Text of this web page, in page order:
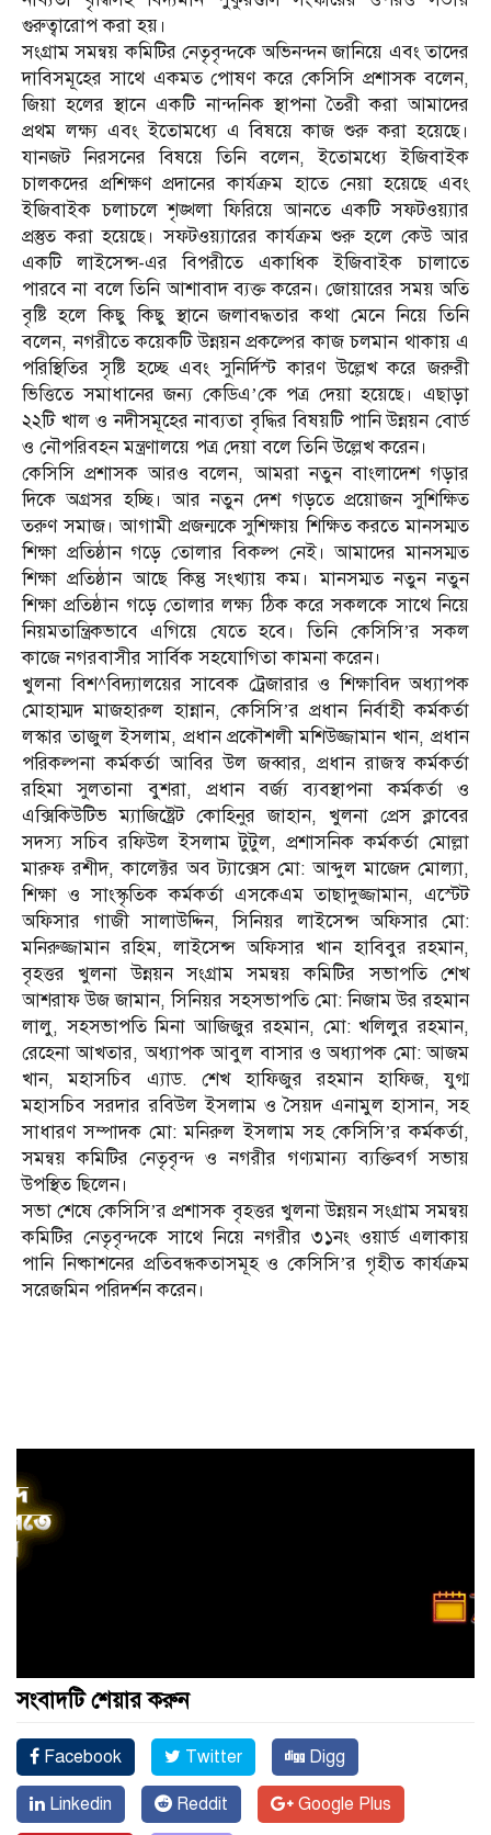
গুরুত্বারোপ করা হয়।
সংগ্রাম সমন্বয় কমিটির নেতৃবৃন্দকে অভিনন্দন জানিয়ে এবং তাদের
দাবিসমূহের সাথে একমত পোষণ করে কেসিসি প্রশাসক বলেন,
জিয়া হলের স্থানে একটি নান্দনিক স্থাপনা তৈরী করা আমাদের
প্রথম লক্ষ্য এবং ইতোমধ্যে এ বিষয়ে কাজ শুরু করা হয়েছে।
যানজট নিরসনের বিষয়ে তিনি বলেন, ইতোমধ্যে ইজিবাইক
চালকদের প্রশিক্ষণ প্রদানের কার্যক্রম হাতে নেয়া হয়েছে এবং
ইজিবাইক চলাচলে শৃঙ্খলা ফিরিয়ে আনতে একটি সফটওয়্যার
প্রস্তুত করা হয়েছে। সফটওয়্যারের কার্যক্রম শুরু হলে কেউ আর
একটি লাইসেন্স-এর বিপরীতে একাধিক ইজিবাইক চালাতে
পারবে না বলে তিনি আশাবাদ ব্যক্ত করেন। জোয়ারের সময় অতি
বৃষ্টি হলে কিছু কিছু স্থানে জলাবদ্ধতার কথা মেনে নিয়ে তিনি
বলেন, নগরীতে কয়েকটি উন্নয়ন প্রকল্পের কাজ চলমান থাকায় এ
পরিস্থিতির সৃষ্টি হচ্ছে এবং সুনির্দিস্ট কারণ উল্লেখ করে জরুরী
ভিত্তিতে সমাধানের জন্য কেডিএ’কে পত্র দেয়া হয়েছে। এছাড়া
২২টি খাল ও নদীসমূহের নাব্যতা বৃদ্ধির বিষয়টি পানি উন্নয়ন বোর্ড
ও নৌপরিবহন মন্ত্রণালয়ে পত্র দেয়া বলে তিনি উল্লেখ করেন।
কেসিসি প্রশাসক আরও বলেন, আমরা নতুন বাংলাদেশ গড়ার
দিকে অগ্রসর হচ্ছি। আর নতুন দেশ গড়তে প্রয়োজন সুশিক্ষিত
তরুণ সমাজ। আগামী প্রজন্মকে সুশিক্ষায় শিক্ষিত করতে মানসম্মত
শিক্ষা প্রতিষ্ঠান গড়ে তোলার বিকল্প নেই। আমাদের মানসম্মত
শিক্ষা প্রতিষ্ঠান আছে কিন্তু সংখ্যায় কম। মানসম্মত নতুন নতুন
শিক্ষা প্রতিষ্ঠান গড়ে তোলার লক্ষ্য ঠিক করে সকলকে সাথে নিয়ে
নিয়মতান্ত্রিকভাবে এগিয়ে যেতে হবে। তিনি কেসিসি’র সকল
কাজে নগরবাসীর সার্বিক সহযোগিতা কামনা করেন।
খুলনা বিশ^বিদ্যালয়ের সাবেক ট্রেজারার ও শিক্ষাবিদ অধ্যাপক
মোহাম্মদ মাজহারুল হান্নান, কেসিসি’র প্রধান নির্বাহী কর্মকর্তা
লস্কার তাজুল ইসলাম, প্রধান প্রকৌশলী মশিউজ্জামান খান, প্রধান
পরিকল্পনা কর্মকর্তা আবির উল জব্বার, প্রধান রাজস্ব কর্মকর্তা
রহিমা সুলতানা বুশরা, প্রধান বর্জ্য ব্যবস্থাপনা কর্মকর্তা ও
এক্সিকিউটিভ ম্যাজিষ্ট্রেট কোহিনুর জাহান, খুলনা প্রেস ক্লাবের
সদস্য সচিব রফিউল ইসলাম টুটুল, প্রশাসনিক কর্মকর্তা মোল্লা
মারুফ রশীদ, কালেক্টর অব ট্যাক্সেস মো: আব্দুল মাজেদ মোল্যা,
শিক্ষা ও সাংস্কৃতিক কর্মকর্তা এসকেএম তাছাদুজ্জামান, এস্টেট
অফিসার গাজী সালাউদ্দিন, সিনিয়র লাইসেন্স অফিসার মো:
মনিরুজ্জামান রহিম, লাইসেন্স অফিসার খান হাবিবুর রহমান,
বৃহত্তর খুলনা উন্নয়ন সংগ্রাম সমন্বয় কমিটির সভাপতি শেখ
আশরাফ উজ জামান, সিনিয়র সহসভাপতি মো: নিজাম উর রহমান
লালু, সহসভাপতি মিনা আজিজুর রহমান, মো: খলিলুর রহমান,
রেহেনা আখতার, অধ্যাপক আবুল বাসার ও অধ্যাপক মো: আজম
খান, মহাসচিব এ্যাড. শেখ হাফিজুর রহমান হাফিজ, যুগ্ম
মহাসচিব সরদার রবিউল ইসলাম ও সৈয়দ এনামুল হাসান, সহ
সাধারণ সম্পাদক মো: মনিরুল ইসলাম সহ কেসিসি’র কর্মকর্তা,
সমন্বয় কমিটির নেতৃবৃন্দ ও নগরীর গণ্যমান্য ব্যক্তিবর্গ সভায়
উপস্থিত ছিলেন।
সভা শেষে কেসিসি’র প্রশাসক বৃহত্তর খুলনা উন্নয়ন সংগ্রাম সমন্বয়
কমিটির নেতৃবৃন্দকে সাথে নিয়ে নগরীর ৩১নং ওয়ার্ড এলাকায়
পানি নিষ্কাশনের প্রতিবন্ধকতাসমূহ ও কেসিসি’র গৃহীত কার্যক্রম
সরেজমিন পরিদর্শন করেন।
সংবাদটি শেয়ার করুন
Facebook Twitter Digg
Linkedin Reddit Google Plus